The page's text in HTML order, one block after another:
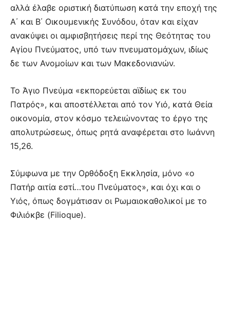
αλλά έλαβε οριστική διατύπωση κατά την εποχή της
Α΄ και Β΄ Οικουμενικής Συνόδου, όταν και είχαν
ανακύψει οι αμφισβητήσεις περί της Θεότητας του
Αγίου Πνεύματος, υπό των πνευματομάχων, ιδίως
δε των Ανομοίων και των Μακεδονιανών.
Το Άγιο Πνεύμα «εκπορεύεται αϊδίως εκ του
Πατρός», και αποστέλλεται από τον Υιό, κατά Θεία
οικονομία, στον κόσμο τελειώνοντας το έργο της
απολυτρώσεως, όπως ρητά αναφέρεται στο Ιωάννη
15,26.
Σύμφωνα με την Ορθόδοξη Εκκλησία, μόνο «ο
Πατήρ αιτία εστί…του Πνεύματος», και όχι και ο
Υιός, όπως δογμάτισαν οι Ρωμαιοκαθολικοί με το
Φιλιόκβε (Filioque).